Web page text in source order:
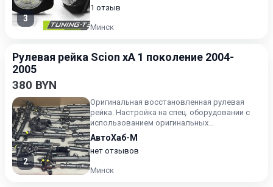
3
1 отзыв
Минск
Рулевая рейка Scion xA 1 поколение 2004-
2005
380 BYN
2
Оригинальная восстановленная рулевая
рейка. Настройка на спец. оборудовании с
использованием оригинальных
комплектующих. Цена с зачётом ваше...
АвтоХаб-М
нет отзывов
Минск